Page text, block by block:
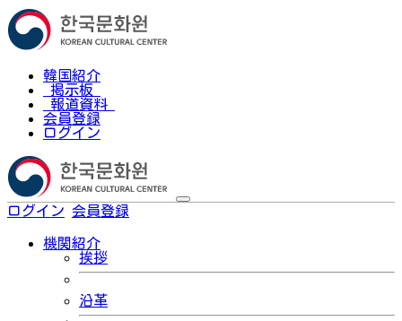
韓国紹介
掲示板
報道資料
会員登録
ログイン
ログイン 会員登録
機関紹介
挨拶
沿革